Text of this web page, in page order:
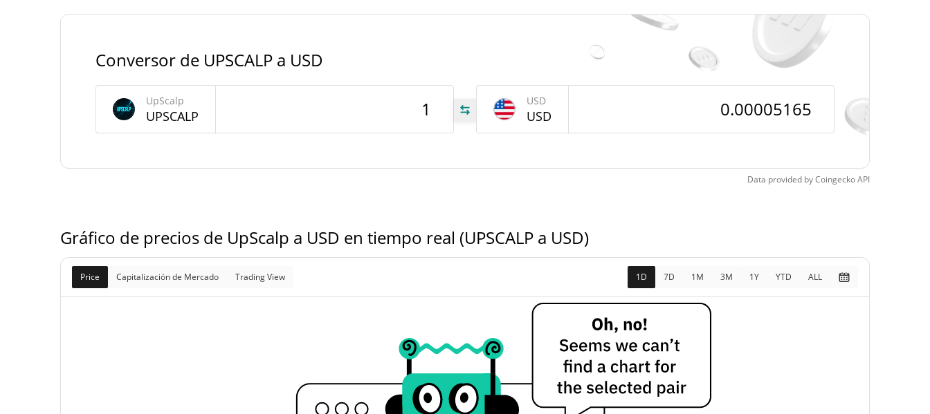
0,0000020334593%
Rango en el mercado #7090
Suministro de UpScalp
Suministro circulante
UPSCALP
999.856.142,493
Cambio de ayer 4.22%
All Time Low
ago. 5, 2026 (2 days ago)
$0,00004888
5.67%
Conversor de UPSCALP a USD
UpScalp
UPSCALP
USD
USD
Data provided byCoingeckoAPI
Gráfico de precios de UpScalp a USD en tiempo real (UPSCALP a USD)
Price Capitalización de Mercado Trading View 1D 7D 1M 3M 1Y YTD ALL